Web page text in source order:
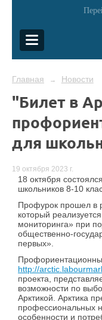
Главная → Новости
"Билет в
для
19 октября 2023 г.
18 октября
школьников 8-10
Профурок прошел в
который
мониторинга» при
общественно-
первых».
http://
проекта,
возможности по
Арктикой. Арктика
профессиональных
особенности и